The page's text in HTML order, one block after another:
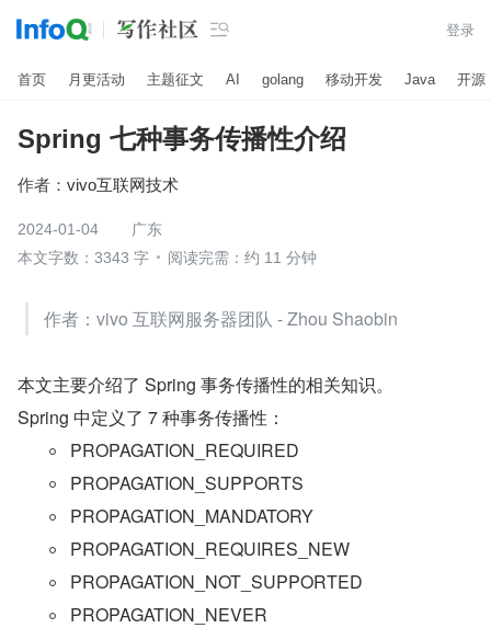
 登录
首页 月更活动 主题征文 AI golang 移动开发 Java 开源
Spring 七种事务传播性介绍
作者： vivo互联网技术
2024-01-04
广东
本文字数：3343 字
阅读完需：约 11 分钟
作者：vivo 互联网服务器团队 - Zhou Shaobin
本文主要介绍了 Spring 事务传播性的相关知识。
Spring 中定义了 7 种事务传播性：
PROPAGATION_REQUIRED
PROPAGATION_SUPPORTS
PROPAGATION_MANDATORY
PROPAGATION_REQUIRES_NEW
PROPAGATION_NOT_SUPPORTED
PROPAGATION_NEVER